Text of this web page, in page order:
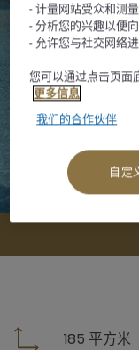
185 平方米
- 计量网站受众和测
- 分析您的兴趣以便
- 允许您与社交网络进
您可以通过点击页面
更多信息
我们的合作伙伴
自定